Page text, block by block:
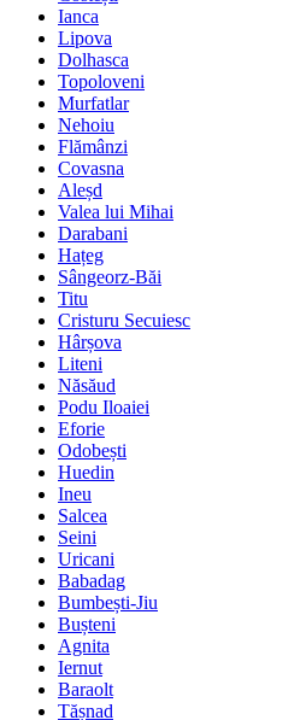
Ianca
Lipova
Dolhasca
Topoloveni
Murfatlar
Nehoiu
Flămânzi
Covasna
Aleșd
Valea lui Mihai
Darabani
Hațeg
Sângeorz-Băi
Titu
Cristuru Secuiesc
Hârșova
Liteni
Năsăud
Podu Iloaiei
Eforie
Odobești
Huedin
Ineu
Salcea
Seini
Uricani
Babadag
Bumbești-Jiu
Bușteni
Agnita
Iernut
Baraolt
Tășnad